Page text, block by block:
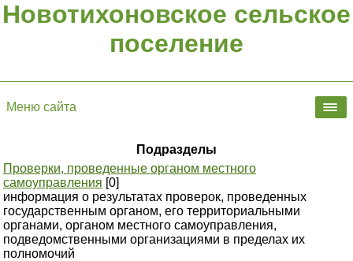
Новотихоновское сельское
поселение
Меню сайта
Подразделы
Проверки, проведенные органом местного
самоуправления [0]
информация о результатах проверок, проведенных
государственным органом, его территориальными
органами, органом местного самоуправления,
подведомственными организациями в пределах их
полномочий